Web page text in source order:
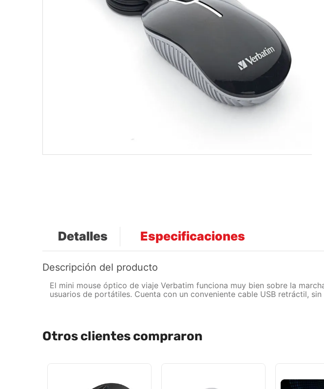
Detalles Especificaciones
Descripción del producto
El mini mouse óptico de viaje Verbatim funciona muy bien sobre la
usuarios de portátiles. Cuenta con un conveniente cable USB retráctil,
Otros clientes compraron